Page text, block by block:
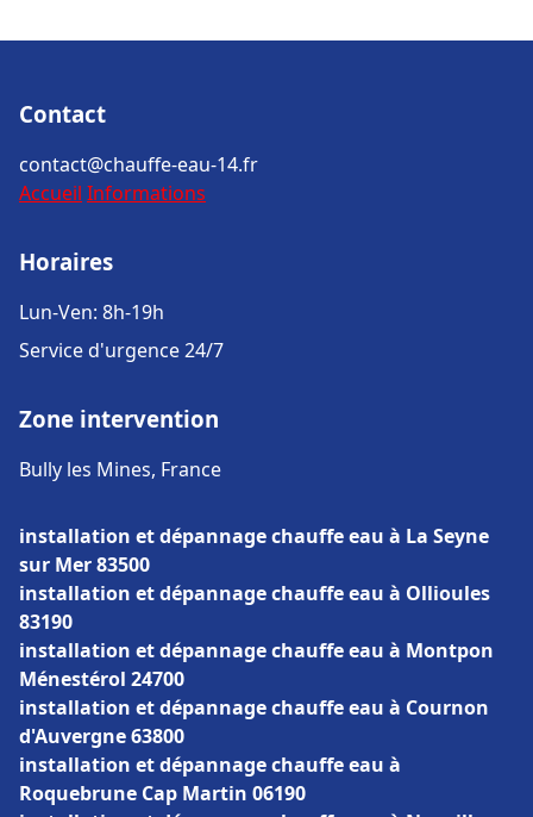
Contact
contact@chauffe-eau-14.fr
Accueil Informations
Horaires
Lun-Ven: 8h-19h
Service d'urgence 24/7
Zone intervention
Bully les Mines, France
installation et dépannage chauffe eau à La Seyne
sur Mer 83500
installation et dépannage chauffe eau à Ollioules
83190
installation et dépannage chauffe eau à Montpon
Ménestérol 24700
installation et dépannage chauffe eau à Cournon
d'Auvergne 63800
installation et dépannage chauffe eau à
Roquebrune Cap Martin 06190